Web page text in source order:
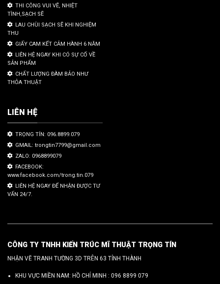
THI CÔNG VUI VẼ, NHIỆT
TÌNH,SẠCH SẼ
LAU CHÙI SẠCH SẼ KHI NGHIỆM
THU
GIẤY CAM KẾT CẢM HÀNH 6 NĂM
LIÊN HỆ NGAY KHI CÓ SỰ CỐ VỀ
SẢN PHẨM
CHẤT LƯỢNG ĐÀM BẢO NHƯ
THỎA THUẬT
LIÊN HỆ
TRỌNG TÍN: 096.8899.079
GMAIL: trongtin7799@gmail.com
ZALO: 0968899079
FACEBOOK:
www.facebook.com/trong.tin.079
LIÊN HỆ NGAY ĐỂ NHẬN ĐƯỢC TƯ
VẤN 24/7.
CÔNG TY TNHH KIẾN TRÚC MĨ THUẬT TRỌNG TÍN
NHẬN VẼ TRANH TƯỜNG 3D TRÊN 63 TỈNH THÀNH
KHU VỰC MIỀN NAM: HỒ CHÍ MINH : 096 8899 079